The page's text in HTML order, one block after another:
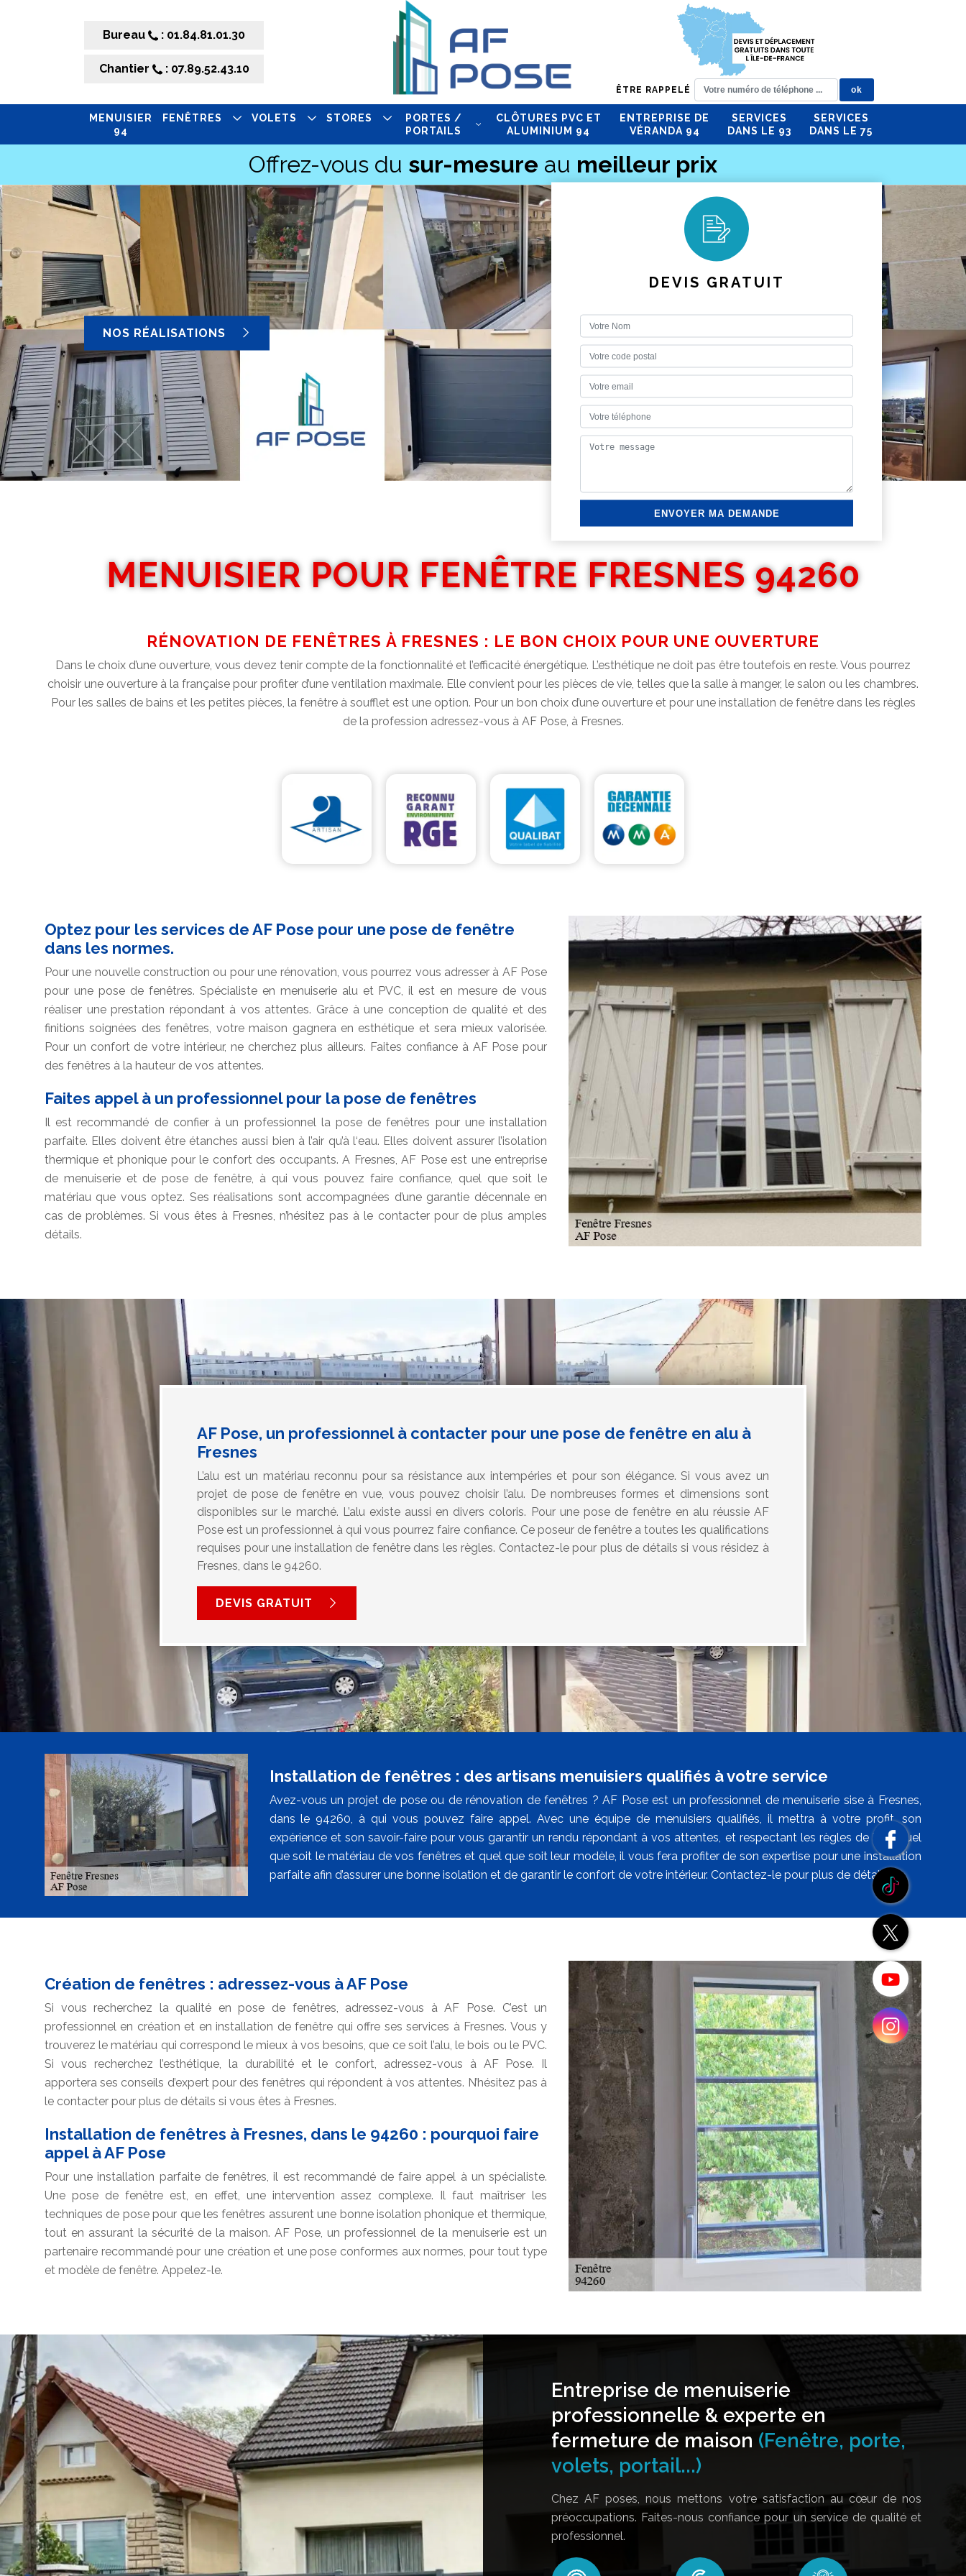
Bureau : 01.84.81.01.30
Chantier : 07.89.52.43.10
ÊTRE RAPPELÉ
MENUISIER
94
FENÊTRES VOLETS STORES
PORTES /
PORTAILS
CLÔTURES PVC ET
ALUMINIUM 94
ENTREPRISE DE
VÉRANDA 94
SERVICES
DANS LE 93
SERVICES
DANS LE 75
Offrez-vous du sur-mesure au meilleur prix
NOS RÉALISATIONS
DEVIS GRATUIT
MENUISIER POUR FENÊTRE FRESNES 94260
RÉNOVATION DE FENÊTRES À FRESNES : LE BON CHOIX POUR UNE OUVERTURE
Dans le choix d’une ouverture, vous devez tenir compte de la fonctionnalité et l’efficacité énergétique. L’esthétique ne doit pas être toutefois en reste. Vous pourrez
choisir une ouverture à la française pour profiter d’une ventilation maximale. Elle convient pour les pièces de vie, telles que la salle à manger, le salon ou les chambres.
Pour les salles de bains et les petites pièces, la fenêtre à soufflet est une option. Pour un bon choix d’une ouverture et pour une installation de fenêtre dans les règles
de la profession adressez-vous à AF Pose, à Fresnes.
Optez pour les services de AF Pose pour une pose de fenêtre
dans les normes.
Pour une nouvelle construction ou pour une rénovation, vous pourrez vous adresser à AF Pose
pour une pose de fenêtres. Spécialiste en menuiserie alu et PVC, il est en mesure de vous
réaliser une prestation répondant à vos attentes. Grâce à une conception de qualité et des
finitions soignées des fenêtres, votre maison gagnera en esthétique et sera mieux valorisée.
Pour un confort de votre intérieur, ne cherchez plus ailleurs. Faites confiance à AF Pose pour
des fenêtres à la hauteur de vos attentes.
Faites appel à un professionnel pour la pose de fenêtres
Il est recommandé de confier à un professionnel la pose de fenêtres pour une installation
parfaite. Elles doivent être étanches aussi bien à l’air qu’à l‘eau. Elles doivent assurer l’isolation
thermique et phonique pour le confort des occupants. A Fresnes, AF Pose est une entreprise
de menuiserie et de pose de fenêtre, à qui vous pouvez faire confiance, quel que soit le
matériau que vous optez. Ses réalisations sont accompagnées d’une garantie décennale en
cas de problèmes. Si vous êtes à Fresnes, n’hésitez pas à le contacter pour de plus amples
détails.
AF Pose, un professionnel à contacter pour une pose de fenêtre en alu à
Fresnes
L’alu est un matériau reconnu pour sa résistance aux intempéries et pour son élégance. Si vous avez un
projet de pose de fenêtre en vue, vous pouvez choisir l’alu. De nombreuses formes et dimensions sont
disponibles sur le marché. L’alu existe aussi en divers coloris. Pour une pose de fenêtre en alu réussie AF
Pose est un professionnel à qui vous pourrez faire confiance. Ce poseur de fenêtre a toutes les qualifications
requises pour une installation de fenêtre dans les règles. Contactez-le pour plus de détails si vous résidez à
Fresnes, dans le 94260.
DEVIS GRATUIT
Installation de fenêtres : des artisans menuisiers qualifiés à votre service
Avez-vous un projet de pose ou de rénovation de fenêtres ? AF Pose est un professionnel de menuiserie sise à Fresnes,
dans le 94260, à qui vous pouvez faire appel. Avec une équipe de menuisiers qualifiés, il mettra à votre profit, son
expérience et son savoir-faire pour vous garantir un rendu répondant à vos attentes, et respectant les règles de l’art. Quel
que soit le matériau de vos fenêtres et quel que soit leur modèle, il vous fera profiter de son expertise pour une installation
parfaite afin d’assurer une bonne isolation et de garantir le confort de votre intérieur. Contactez-le pour plus de détails.
Création de fenêtres : adressez-vous à AF Pose
Si vous recherchez la qualité en pose de fenêtres, adressez-vous à AF Pose. C’est un
professionnel en création et en installation de fenêtre qui offre ses services à Fresnes. Vous y
trouverez le matériau qui correspond le mieux à vos besoins, que ce soit l’alu, le bois ou le PVC.
Si vous recherchez l’esthétique, la durabilité et le confort, adressez-vous à AF Pose. Il
apportera ses conseils d’expert pour des fenêtres qui répondent à vos attentes. N’hésitez pas à
le contacter pour plus de détails si vous êtes à Fresnes.
Installation de fenêtres à Fresnes, dans le 94260 : pourquoi faire
appel à AF Pose
Pour une installation parfaite de fenêtres, il est recommandé de faire appel à un spécialiste.
Une pose de fenêtre est, en effet, une intervention assez complexe. Il faut maîtriser les
techniques de pose pour que les fenêtres assurent une bonne isolation phonique et thermique,
tout en assurant la sécurité de la maison. AF Pose, un professionnel de la menuiserie est un
partenaire recommandé pour une création et une pose conformes aux normes, pour tout type
et modèle de fenêtre. Appelez-le.
Entreprise de menuiserie
professionnelle & experte en
fermeture de maison (Fenêtre, porte,
volets, portail...)
Chez AF poses, nous mettons votre satisfaction au cœur de nos
préoccupations. Faites-nous confiance pour un service de qualité et
professionnel.